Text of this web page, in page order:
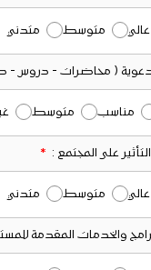
عالي متوسط متدني
مناسب متوسط
عالي متوسط متدني